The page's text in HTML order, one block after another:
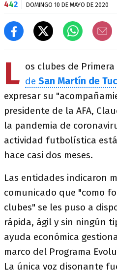
442 DOMINGO 10 DE MAYO DE 2020
L os clubes de
de San Martín de
expresar su
presidente de la AFA,
la pandemia de
actividad futbolística
hace casi dos meses.
Las entidades indicaron
comunicado que "como
clubes" se les puso a
rápida, ágil y sin ningún
ayuda económica
marco del Programa
La única voz disonante